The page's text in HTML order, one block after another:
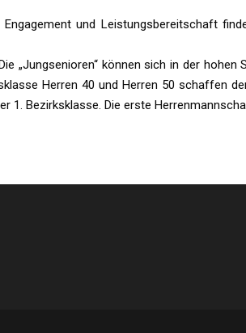
und Leistungsbereitschaft
„Jungsenioren“ können sich in der hohen
Herren 40 und Herren 50 schaffen
1. Bezirksklasse. Die erste